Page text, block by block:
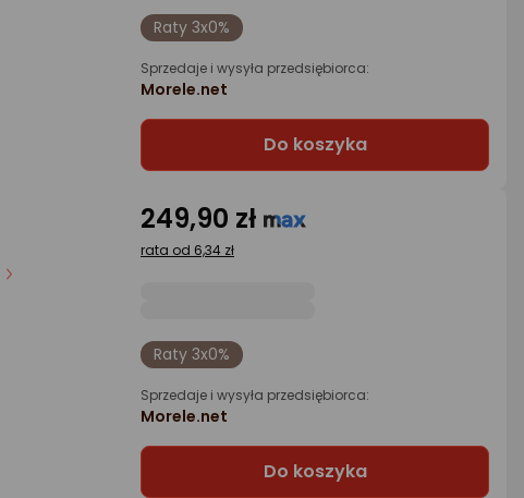
Raty 3x0%
Sprzedaje i wysyła przedsiębiorca:
Morele.net
Do koszyka
249,90 zł
rata od 6,34 zł
Raty 3x0%
Sprzedaje i wysyła przedsiębiorca:
Morele.net
Do koszyka